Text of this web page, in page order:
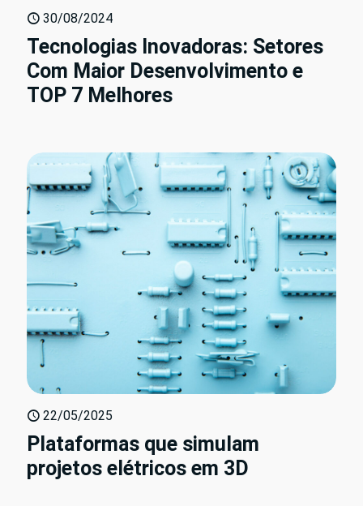
30/08/2024
Tecnologias Inovadoras: Setores
Com Maior Desenvolvimento e
TOP 7 Melhores
22/05/2025
Plataformas que simulam
projetos elétricos em 3D